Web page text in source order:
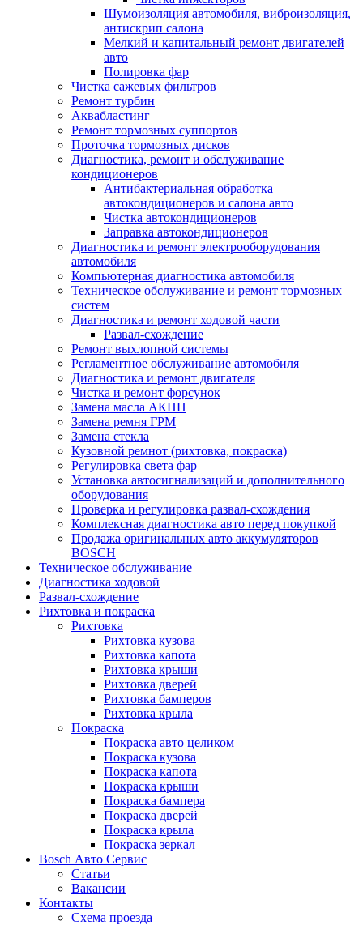
Шумоизоляция автомобиля, виброизоляция,
антискрип салона
Мелкий и капитальный ремонт двигателей
авто
Полировка фар
Чистка сажевых фильтров
Ремонт турбин
Аквабластинг
Ремонт тормозных суппортов
Проточка тормозных дисков
Диагностика, ремонт и обслуживание
кондиционеров
Антибактериальная обработка
автокондиционеров и салона авто
Чистка автокондиционеров
Заправка автокондиционеров
Диагностика и ремонт электрооборудования
автомобиля
Компьютерная диагностика автомобиля
Техническое обслуживание и ремонт тормозных
систем
Диагностика и ремонт ходовой части
Развал-схождение
Ремонт выхлопной системы
Регламентное обслуживание автомобиля
Диагностика и ремонт двигателя
Чистка и ремонт форсунок
Замена масла АКПП
Замена ремня ГРМ
Замена стекла
Кузовной ремнот (рихтовка, покраска)
Регулировка света фар
Установка автосигнализаций и дополнительного
оборудования
Проверка и регулировка развал-схождения
Комплексная диагностика авто перед покупкой
Продажа оригинальных авто аккумуляторов
BOSCH
Техническое обслуживание
Диагностика ходовой
Развал-схождение
Рихтовка и покраска
Рихтовка
Рихтовка кузова
Рихтовка капота
Рихтовка крыши
Рихтовка дверей
Рихтовка бамперов
Рихтовка крыла
Покраска
Покраска авто целиком
Покраска кузова
Покраска капота
Покраска крыши
Покраска бампера
Покраска дверей
Покраска крыла
Покраска зеркал
Bosch Авто Сервис
Статьи
Вакансии
Контакты
Схема проезда